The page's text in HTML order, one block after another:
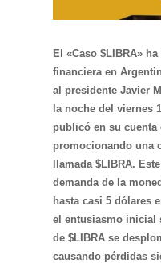
El «Caso $LIBRA»
financiera en
al presidente Javier
la noche del viernes
publicó en su cuenta
promocionando una
llamada $LIBRA.
demanda de la
hasta casi 5 dólares
el entusiasmo inicial
de $LIBRA se
causando pérdidas